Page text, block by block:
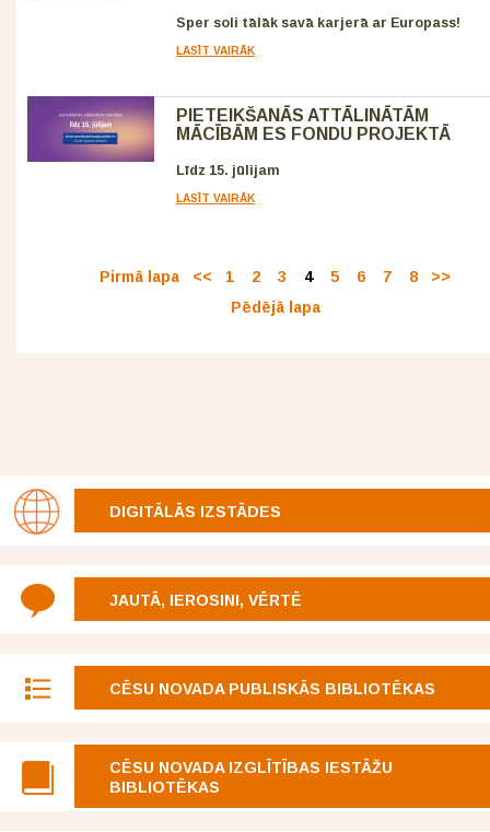
Sper soli tālāk savā karjerā ar Europass!
LASĪT VAIRĀK
PIETEIKŠANĀS ATTĀLINĀTĀM
MĀCĪBĀM ES FONDU PROJEKTĀ
Līdz 15. jūlijam
LASĪT VAIRĀK
Pirmā lapa << 1 2 3 4 5 6 7 8
>>
Pēdējā lapa
DIGITĀLĀS IZSTĀDES
JAUTĀ, IEROSINI, VĒRTĒ
CĒSU NOVADA PUBLISKĀS BIBLIOTĒKAS
CĒSU NOVADA IZGLĪTĪBAS IESTĀŽU
BIBLIOTĒKAS